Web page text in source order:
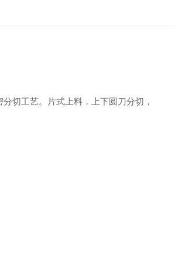
切工艺。片式上料，上下圆刀分切，